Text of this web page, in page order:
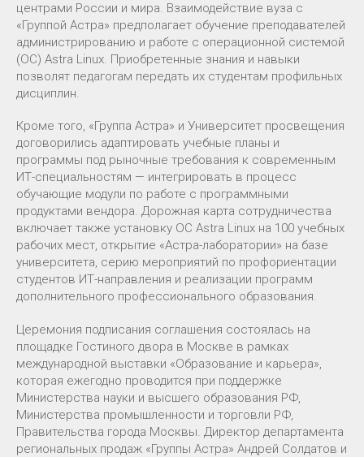
центрами России и мира. Взаимодействие вуза с
«Группой Астра» предполагает обучение преподавателей
администрированию и работе с операционной системой
(ОС) Astra Linux. Приобретенные знания и навыки
позволят педагогам передать их студентам профильных
дисциплин.
Кроме того, «Группа Астра» и Университет просвещения
договорились адаптировать учебные планы и
программы под рыночные требования к современным
ИТ-специальностям — интегрировать в процесс
обучающие модули по работе с программными
продуктами вендора. Дорожная карта сотрудничества
включает также установку ОС Astra Linux на 100 учебных
рабочих мест, открытие «Астра-лаборатории» на базе
университета, серию мероприятий по профориентации
студентов ИТ-направления и реализации программ
дополнительного профессионального образования.
Церемония подписания соглашения состоялась на
площадке Гостиного двора в Москве в рамках
международной выставки «Образование и карьера»,
которая ежегодно проводится при поддержке
Министерства науки и высшего образования РФ,
Министерства промышленности и торговли РФ,
Правительства города Москвы. Директор департамента
региональных продаж «Группы Астра» Андрей Солдатов и